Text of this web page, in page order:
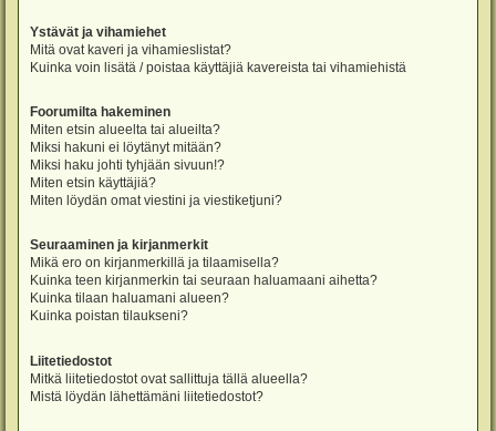
Ystävät ja vihamiehet
Mitä ovat kaveri ja vihamieslistat?
Kuinka voin lisätä / poistaa käyttäjiä kavereista tai vihamiehistä
Foorumilta hakeminen
Miten etsin alueelta tai alueilta?
Miksi hakuni ei löytänyt mitään?
Miksi haku johti tyhjään sivuun!?
Miten etsin käyttäjiä?
Miten löydän omat viestini ja viestiketjuni?
Seuraaminen ja kirjanmerkit
Mikä ero on kirjanmerkillä ja tilaamisella?
Kuinka teen kirjanmerkin tai seuraan haluamaani aihetta?
Kuinka tilaan haluamani alueen?
Kuinka poistan tilaukseni?
Liitetiedostot
Mitkä liitetiedostot ovat sallittuja tällä alueella?
Mistä löydän lähettämäni liitetiedostot?